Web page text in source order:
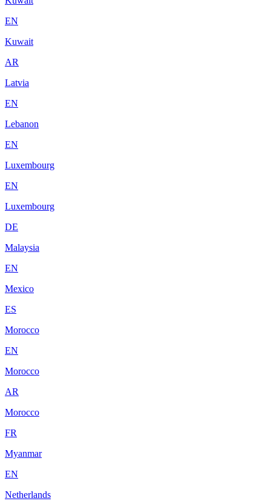
EN
Kuwait
AR
Latvia
EN
Lebanon
EN
Luxembourg
EN
Luxembourg
DE
Malaysia
EN
Mexico
ES
Morocco
EN
Morocco
AR
Morocco
FR
Myanmar
EN
Netherlands